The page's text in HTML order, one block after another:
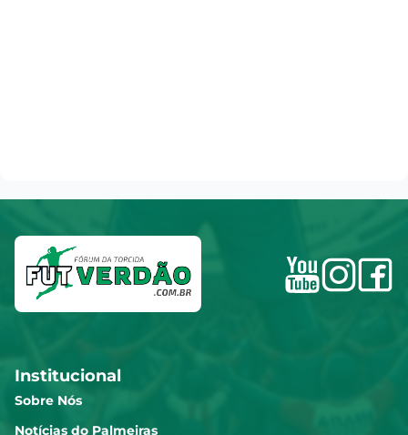
Institucional
Sobre Nós
Notícias do Palmeiras